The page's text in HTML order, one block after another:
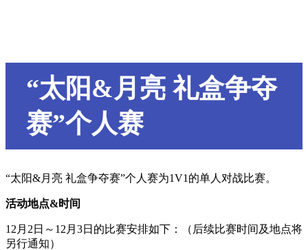
“太阳&月亮 礼盒争夺
赛”个人赛
“太阳&月亮 礼盒争夺赛”个人赛为1V1的单人对战比赛。
活动地点&时间
12月2日～12月3日的比赛安排如下：（后续比赛时间及地点将
另行通知）